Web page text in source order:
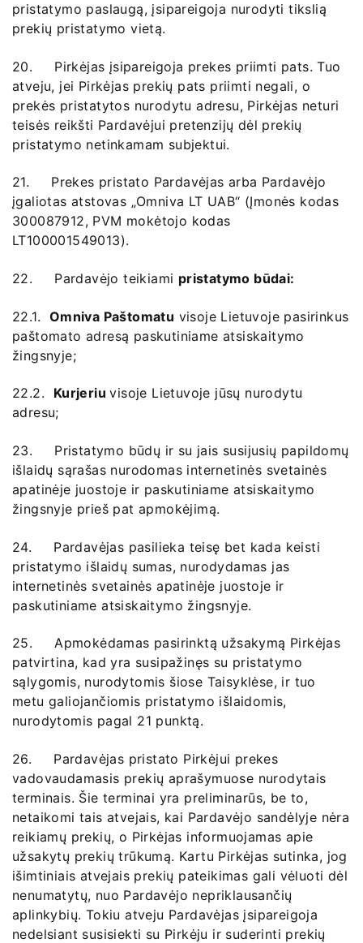
pristatymo paslaugą, įsipareigoja nurodyti tikslią
prekių pristatymo vietą.
20. Pirkėjas įsipareigoja prekes priimti pats. Tuo
atveju, jei Pirkėjas prekių pats priimti negali, o
prekės pristatytos nurodytu adresu, Pirkėjas neturi
teisės reikšti Pardavėjui pretenzijų dėl prekių
pristatymo netinkamam subjektui.
21. Prekes pristato Pardavėjas arba Pardavėjo
įgaliotas atstovas „Omniva LT UAB“ (Įmonės kodas
300087912, PVM mokėtojo kodas
LT100001549013).
22. Pardavėjo teikiami pristatymo būdai:
22.1. Omniva Paštomatu visoje Lietuvoje pasirinkus
paštomato adresą paskutiniame atsiskaitymo
žingsnyje;
22.2. Kurjeriuvisoje Lietuvoje jūsų nurodytu
adresu;
23. Pristatymo būdų ir su jais susijusių papildomų
išlaidų sąrašas nurodomas internetinės svetainės
apatinėje juostoje ir paskutiniame atsiskaitymo
žingsnyje prieš pat apmokėjimą.
24. Pardavėjas pasilieka teisę bet kada keisti
pristatymo išlaidų sumas, nurodydamas jas
internetinės svetainės apatinėje juostoje ir
paskutiniame atsiskaitymo žingsnyje.
25. Apmokėdamas pasirinktą užsakymą Pirkėjas
patvirtina, kad yra susipažinęs su pristatymo
sąlygomis, nurodytomis šiose Taisyklėse, ir tuo
metu galiojančiomis pristatymo išlaidomis,
nurodytomis pagal 21 punktą.
26. Pardavėjas pristato Pirkėjui prekes
vadovaudamasis prekių aprašymuose nurodytais
terminais. Šie terminai yra preliminarūs, be to,
netaikomi tais atvejais, kai Pardavėjo sandėlyje nėra
reikiamų prekių, o Pirkėjas informuojamas apie
užsakytų prekių trūkumą. Kartu Pirkėjas sutinka, jog
išimtiniais atvejais prekių pateikimas gali vėluoti dėl
nenumatytų, nuo Pardavėjo nepriklausančių
aplinkybių. Tokiu atveju Pardavėjas įsipareigoja
nedelsiant susisiekti su Pirkėju ir suderinti prekių